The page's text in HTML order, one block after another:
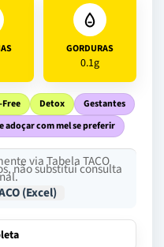
GORDURAS
0.1g
Detox
Gestantes
com mel se preferir
via Tabela TACO
não substitui consulta
(Excel)